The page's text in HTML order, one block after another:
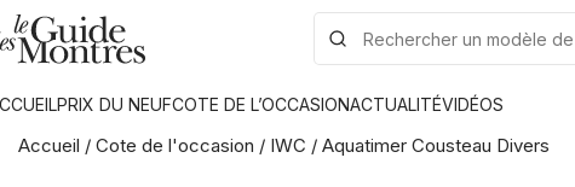
PRIX DU NEUFCOTE DE L’OCCASIONACTUALITÉVIDÉOS
Accueil / Cote de l'occasion / IWC / Aquatimer Cousteau Divers